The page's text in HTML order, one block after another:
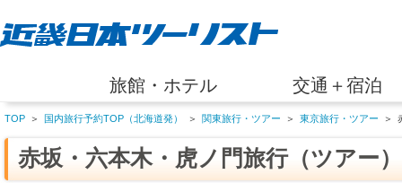
旅館・ホテル 交通＋宿泊
TOP ＞ 国内旅行予約TOP（北海道発） ＞ 関東旅行・ツアー ＞ 東京旅行・ツアー ＞
赤坂・六本木・虎ノ門旅行（ツアー